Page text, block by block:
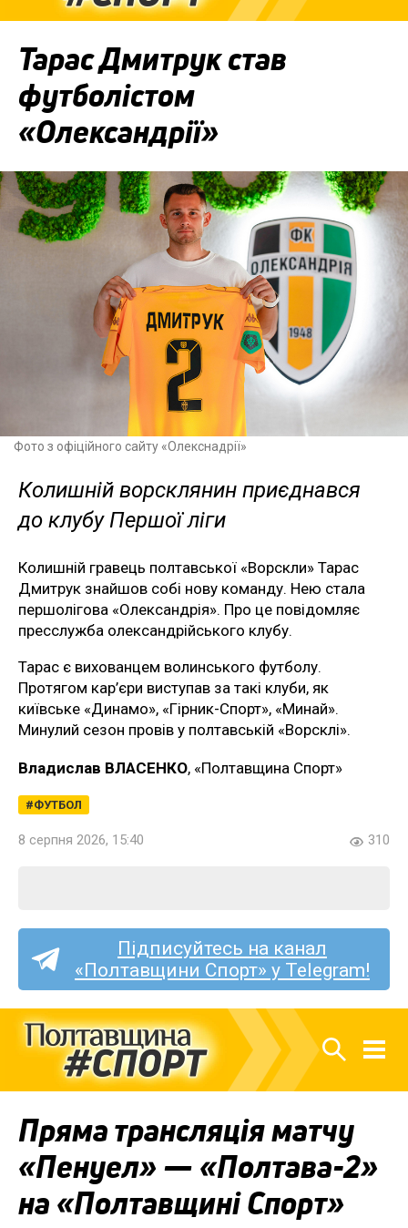
Тарас Дмитрук став
футболістом
«Олександрії»
Фото з офіційного сайту «Олекснадрії»
Колишній ворсклянин приєднався
до клубу Першої ліги
Колишній гравець полтавської «Ворскли» Тарас
Дмитрук знайшов собі нову команду. Нею стала
першолігова «Олександрія». Про це повідомляє
пресслужба олександрійського клубу.
Тарас є вихованцем волинського футболу.
Протягом кар’єри виступав за такі клуби, як
київське «Динамо», «Гірник-Спорт», «Минай».
Минулий сезон провів у полтавській «Ворсклі».
Владислав ВЛАСЕНКО, «Полтавщина Спорт»
ФУТБОЛ
8 серпня 2026, 15:40 310
Підписуйтесь на канал
«Полтавщини Спорт» у Telegram!
Пряма трансляція матчу
«Пенуел» — «Полтава-2»
на «Полтавщині Спорт»